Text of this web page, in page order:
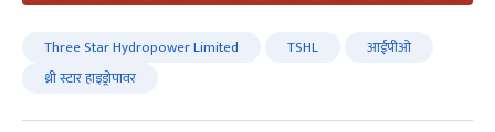
Three Star Hydropower Limited TSHL
आईपीओ
थ्री स्टार हाइड्रोपावर